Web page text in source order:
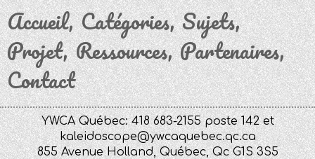
Accueil Catégories Sujets
Projet Ressources Partenaires
Contact
YWCA Québec: 418 683-2155 poste 142 et
kaleidoscope@ywcaquebec.qc.ca
855 Avenue Holland, Québec, Qc G1S 3S5